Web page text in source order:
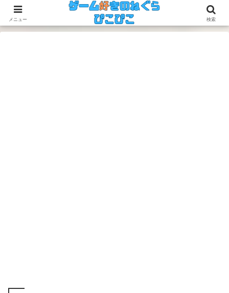
今のゲームも昔のゲームも面白い！
メニュー 検索